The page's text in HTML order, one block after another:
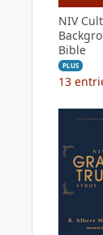
NIV
Bible
PLUS
13